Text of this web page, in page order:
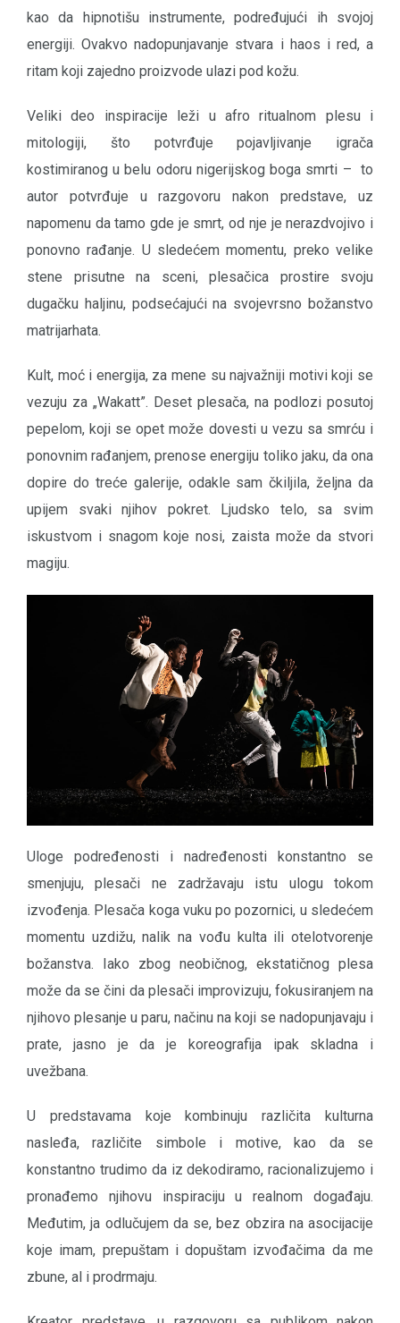
kao da hipnotišu instrumente, podređujući ih svojoj
energiji. Ovakvo nadopunjavanje stvara i haos i red, a
ritam koji zajedno proizvode ulazi pod kožu.
Veliki deo inspiracije leži u afro ritualnom plesu i
mitologiji, što potvrđuje pojavljivanje igrača
kostimiranog u belu odoru nigerijskog boga smrti – to
autor potvrđuje u razgovoru nakon predstave, uz
napomenu da tamo gde je smrt, od nje je nerazdvojivo i
ponovno rađanje. U sledećem momentu, preko velike
stene prisutne na sceni, plesačica prostire svoju
dugačku haljinu, podsećajući na svojevrsno božanstvo
matrijarhata.
Kult, moć i energija, za mene su najvažniji motivi koji se
vezuju za „Wakatt”. Deset plesača, na podlozi posutoj
pepelom, koji se opet može dovesti u vezu sa smrću i
ponovnim rađanjem, prenose energiju toliko jaku, da ona
dopire do treće galerije, odakle sam čkiljila, željna da
upijem svaki njihov pokret. Ljudsko telo, sa svim
iskustvom i snagom koje nosi, zaista može da stvori
magiju.
Uloge podređenosti i nadređenosti konstantno se
smenjuju, plesači ne zadržavaju istu ulogu tokom
izvođenja. Plesača koga vuku po pozornici, u sledećem
momentu uzdižu, nalik na vođu kulta ili otelotvorenje
božanstva. Iako zbog neobičnog, ekstatičnog plesa
može da se čini da plesači improvizuju, fokusiranjem na
njihovo plesanje u paru, načinu na koji se nadopunjavaju i
prate, jasno je da je koreografija ipak skladna i
uvežbana.
U predstavama koje kombinuju različita kulturna
nasleđa, različite simbole i motive, kao da se
konstantno trudimo da iz dekodiramo, racionalizujemo i
pronađemo njihovu inspiraciju u realnom događaju.
Međutim, ja odlučujem da se, bez obzira na asocijacije
koje imam, prepuštam i dopuštam izvođačima da me
zbune, al i prodrmaju.